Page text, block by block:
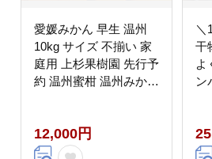
愛媛みかん 早生 温州
10kg サイズ 不揃い 家
庭用 上杉果樹園 先行予
約 温州蜜柑 温州みかん
温州 蜜柑 果物 くだも
の フルーツ 柑橘 農家
12,000円
＼
干
よ
ン
漬
イ